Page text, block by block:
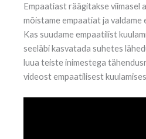
Empaatiast räägitakse viimasel
mõistame empaatiat ja valdame
Kas suudame empaatilist
seeläbi kasvatada suhetes
luua teiste inimestega
videost empaatilisest